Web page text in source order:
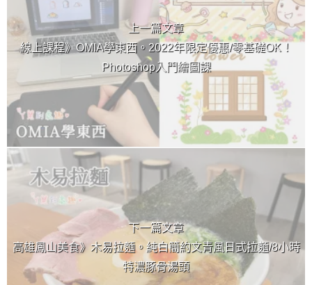
上一篇文章
線上課程》OMIA學東西。2022年限定優惠/零基礎OK！
Photoshop入門繪圖課
下一篇文章
高雄鳳山美食》木易拉麵。純白簡約文青風日式拉麵/8小時
特濃豚骨湯頭